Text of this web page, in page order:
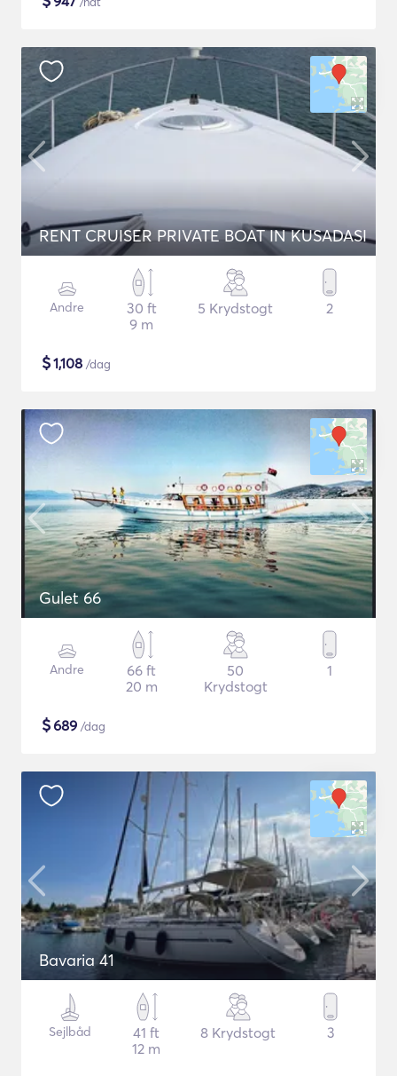
RENT CRUISER PRIVATE BOAT IN KUSADASI
Andre
30 ft
9 m
5 Krydstogt 2
$1,108 /dag
Gulet 66
Andre
66 ft
20 m
50
Krydstogt
1
$689 /dag
Bavaria 41
Sejlbåd
41 ft
12 m
8 Krydstogt 3